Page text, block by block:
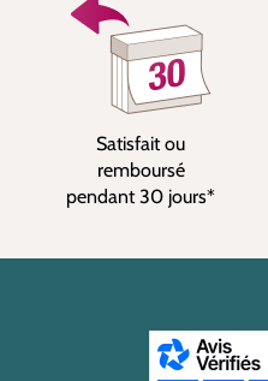
Satisfait ou
remboursé
pendant 30 jours*